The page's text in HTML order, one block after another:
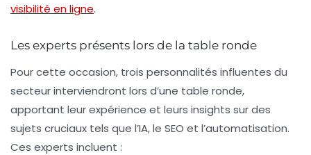
visibilité en ligne.
Les experts présents lors de la table ronde
Pour cette occasion, trois personnalités influentes du
secteur interviendront lors d’une table ronde,
apportant leur expérience et leurs insights sur des
sujets cruciaux tels que l’IA, le SEO et l’automatisation.
Ces experts incluent :